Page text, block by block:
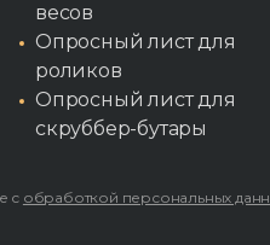
весов
Опросный лист для
роликов
Опросный лист для
скруббер-бутары
с обработкой персональных